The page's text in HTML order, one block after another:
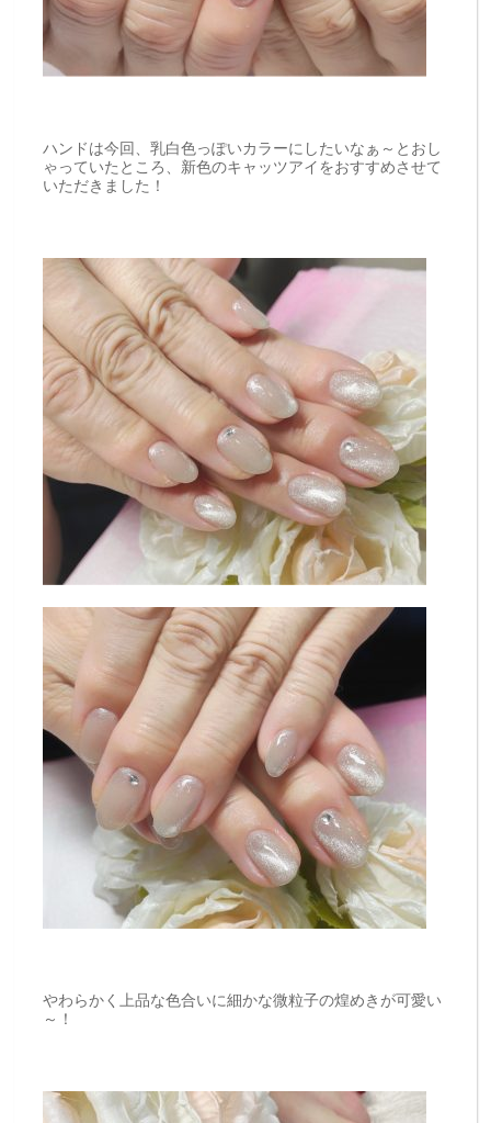
ハンドは今回、乳白色っぽいカラーにしたいなぁ～とおし
ゃっていたところ、新色のキャッツアイをおすすめさせて
いただきました！
やわらかく上品な色合いに細かな微粒子の煌めきが可愛い
～！